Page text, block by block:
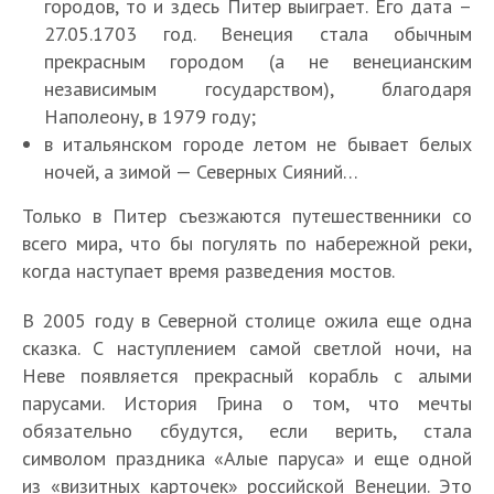
городов, то и здесь Питер выиграет. Его дата –
27.05.1703 год. Венеция стала обычным
прекрасным городом (а не венецианским
независимым государством), благодаря
Наполеону, в 1979 году;
в итальянском городе летом не бывает белых
ночей, а зимой — Северных Сияний…
Только в Питер съезжаются путешественники со
всего мира, что бы погулять по набережной реки,
когда наступает время разведения мостов.
В 2005 году в Северной столице ожила еще одна
сказка. С наступлением самой светлой ночи, на
Неве появляется прекрасный корабль с алыми
парусами. История Грина о том, что мечты
обязательно сбудутся, если верить, стала
символом праздника «Алые паруса» и еще одной
из «визитных карточек» российской Венеции. Это